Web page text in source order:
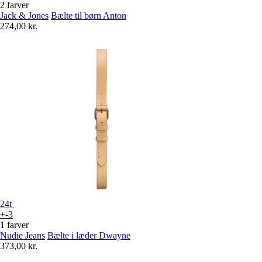
2 farver
Jack & Jones Bælte til børn Anton
274,00 kr.
24t
+-3
1 farver
Nudie Jeans Bælte i læder Dwayne
373,00 kr.